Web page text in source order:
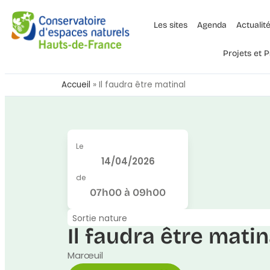
Les sites Agenda
Projets et
Accueil » Il faudra être matinal
Le
14/04/2026
de
07h00 à 09h00
Sortie nature
Il faudra être
Marœuil